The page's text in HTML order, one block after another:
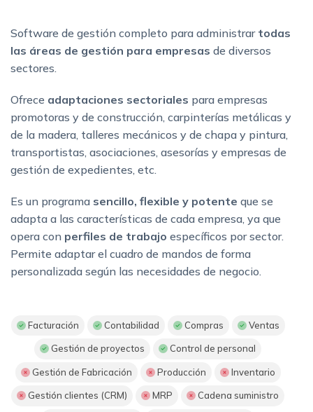
Software de gestión completo para administrar todas
las áreas de gestión para empresas de diversos
sectores.
Ofrece adaptaciones sectoriales para empresas
promotoras y de construcción, carpinterías metálicas y
de la madera, talleres mecánicos y de chapa y pintura,
transportistas, asociaciones, asesorías y empresas de
gestión de expedientes, etc.
Es un programa sencillo, flexible y potente que se
adapta a las características de cada empresa, ya que
opera con perfiles de trabajo específicos por sector.
Permite adaptar el cuadro de mandos de forma
personalizada según las necesidades de negocio.
Facturación Contabilidad Compras Ventas
Gestión de proyectos Control de personal
Gestión de Fabricación Producción Inventario
Gestión clientes (CRM) MRP Cadena suministro